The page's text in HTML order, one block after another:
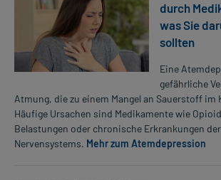
durch
was Sie
sollten
Eine
gefährliche
Atmung, die zu einem Mangel an Sauerstoff im
Häufige Ursachen sind Medikamente wie
Belastungen oder chronische Erkrankungen
Nervensystems. Mehr zum Atemdepression